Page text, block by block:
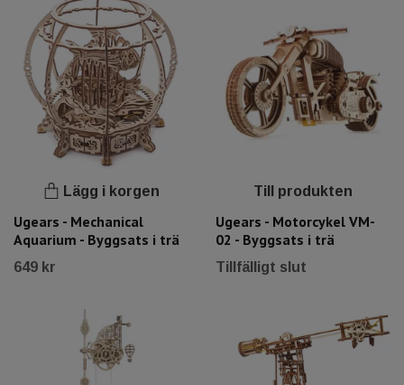
Lägg i korgen
Ugears - Mechanical
Aquarium - Byggsats i trä
649 kr
Till produkten
Ugears - Motorcykel VM-
02 - Byggsats i trä
Tillfälligt slut